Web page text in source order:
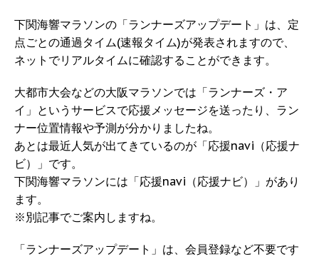
下関海響マラソンの「ランナーズアップデート」は、定
点ごとの通過タイム(速報タイム)が発表されますので、
ネットでリアルタイムに確認することができます。
大都市大会などの大阪マラソンでは「ランナーズ・ア
イ」というサービスで応援メッセージを送ったり、ラン
ナー位置情報や予測が分かりましたね。
あとは最近人気が出てきているのが「応援navi（応援ナ
ビ）」です。
下関海響マラソンには「応援navi（応援ナビ）」があり
ます。
※別記事でご案内しますね。
「ランナーズアップデート」は、会員登録など不要です